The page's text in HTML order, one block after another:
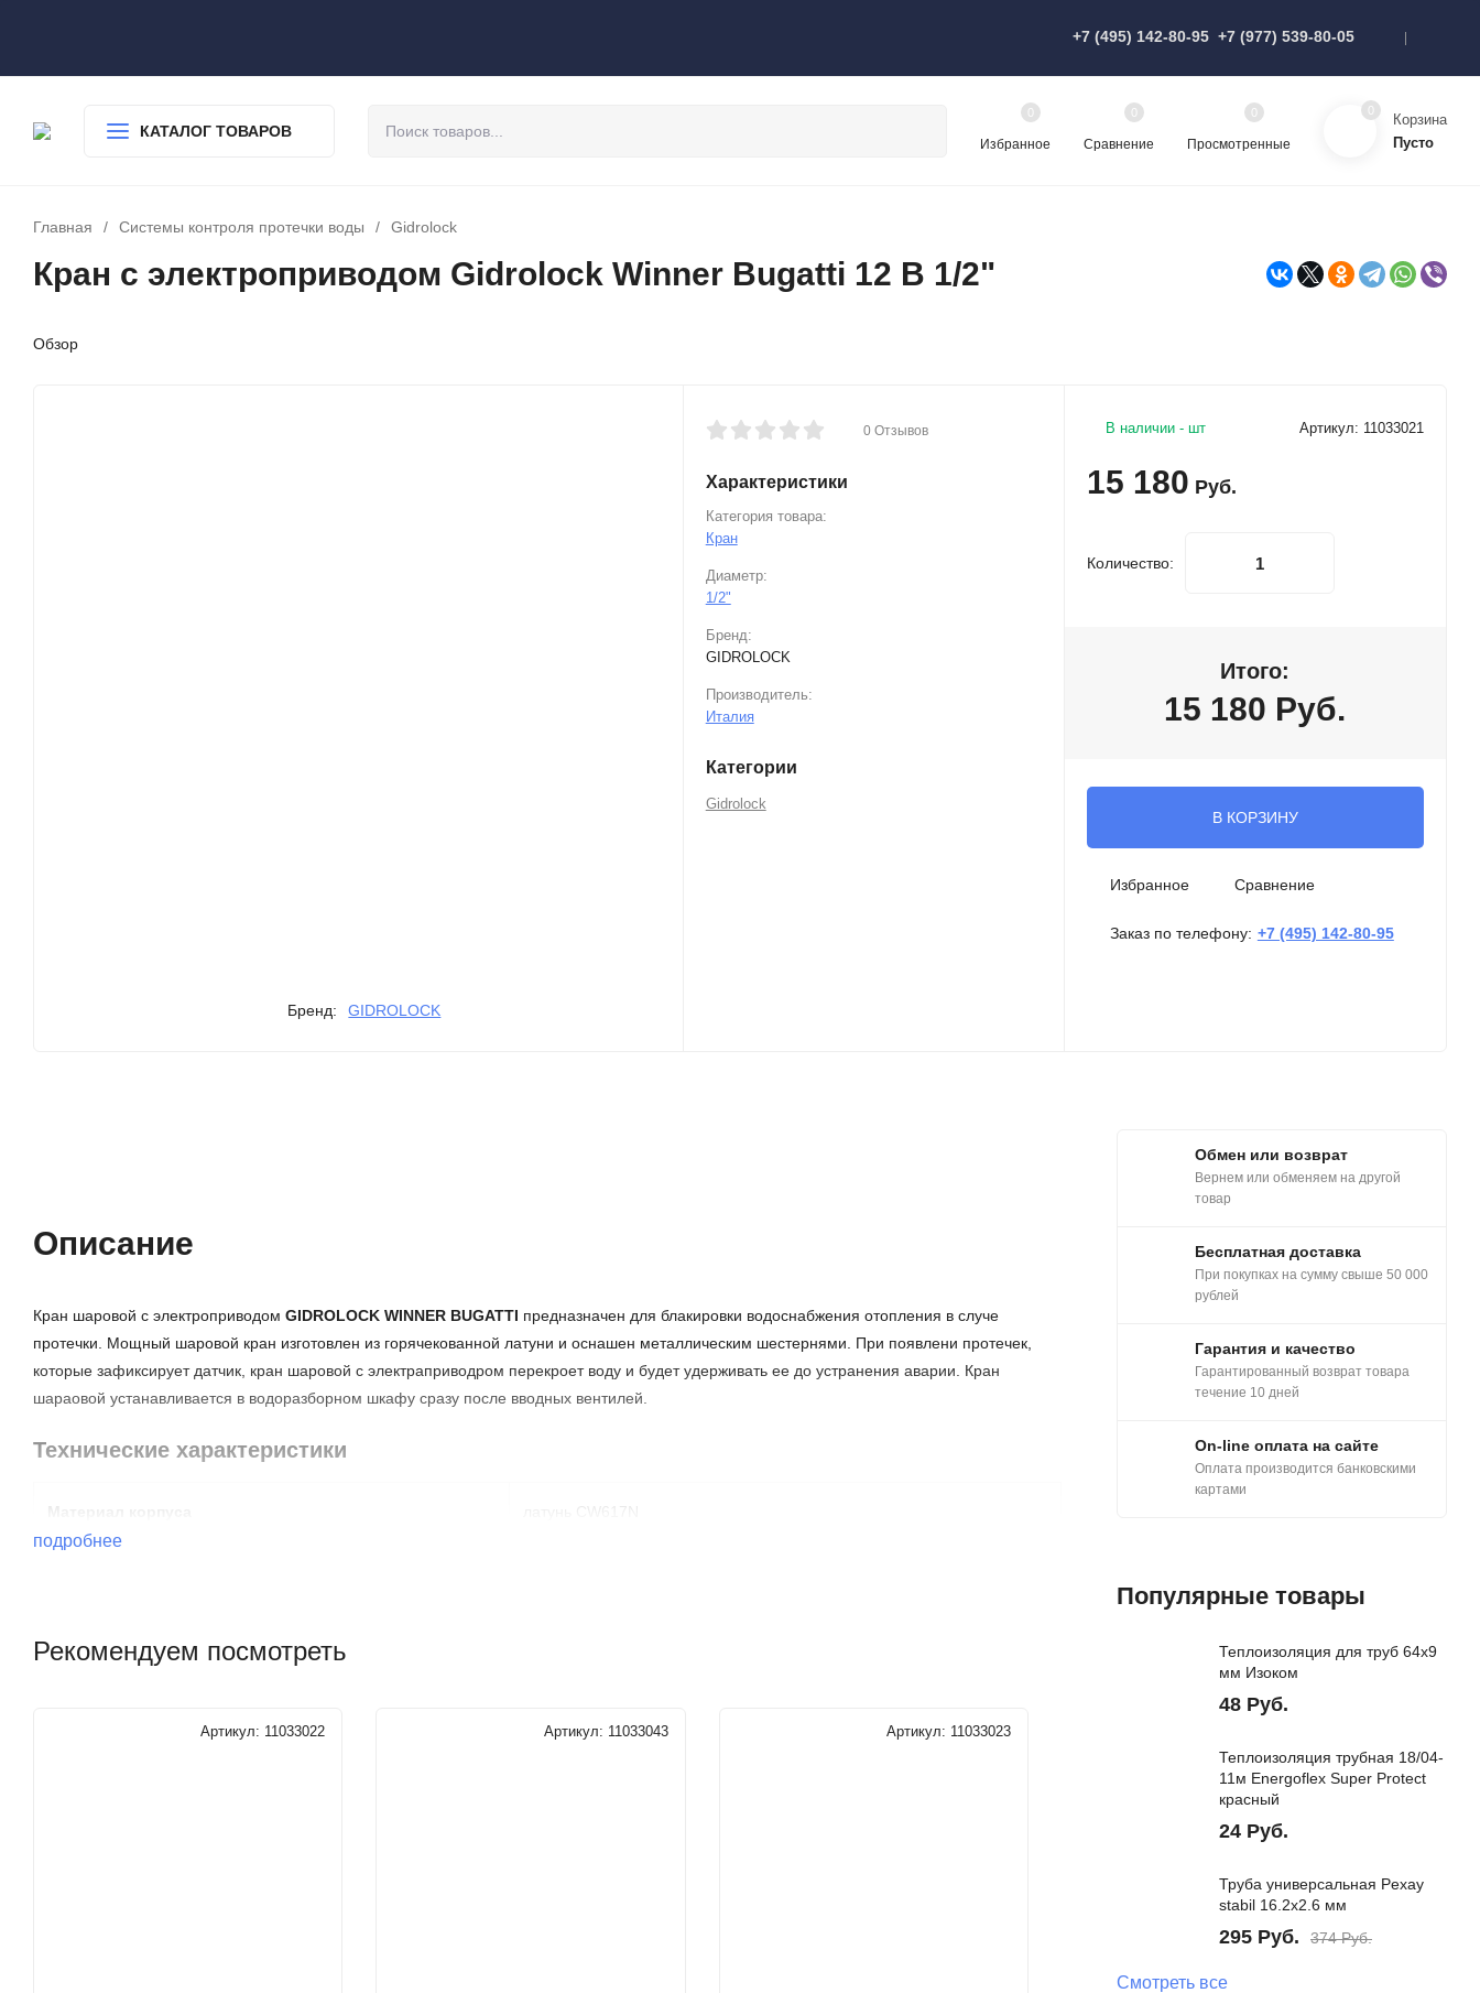
+7 (495) 142-80-95 +7 (977) 539-80-05
КАТАЛОГ ТОВАРОВ
Избранное
0
Сравнение
0
Просмотренные
0 0
Корзина
Пусто
Главная / Системы контроля протечки воды / Gidrolock
Кран с электроприводом Gidrolock Winner Bugatti 12 В 1/2"
Обзор
Бренд: GIDROLOCK
0 Отзывов
Характеристики
Категория товара:
Кран
Диаметр:
1/2"
Бренд:
GIDROLOCK
Производитель:
Италия
Категории
Gidrolock
Артикул: 11033021
В наличии - шт
15 180 Руб.
Количество:
Итого:
15 180 Руб.
В КОРЗИНУ
Избранное Сравнение
Заказ по телефону: +7 (495) 142-80-95
Описание
Кран шаровой с электроприводом GIDROLOCK WINNER BUGATTI предназначен для блакировки водоснабжения отопления в случе
протечки. Мощный шаровой кран изготовлен из горячекованной латуни и оснашен металлическим шестернями. При появлени протечек,
которые зафиксирует датчик, кран шаровой с электраприводром перекроет воду и будет удерживать ее до устранения аварии. Кран
шараовой устанавливается в водоразборном шкафу сразу после вводных вентилей.
Технические характеристики
вода, или любая жидкость совместимая с P.T.F.E.
подробнее
Рекомендуем посмотреть
Артикул: 11033022 Артикул: 11033043 Артикул: 11033023
Обмен или возврат
Вернем или обменяем на другой
товар
Бесплатная доставка
При покупках на сумму свыше 50 000
рублей
Гарантия и качество
Гарантированный возврат товара
течение 10 дней
On-line оплата на сайте
Оплата производится банковскими
картами
Популярные товары
Теплоизоляция для труб 64х9
мм Изоком
48 Руб.
Теплоизоляция трубная 18/04-
11м Energoflex Super Protect
красный
24 Руб.
Труба универсальная Pехау
stabil 16.2х2.6 мм
295 Руб. 374Руб.
Смотреть все